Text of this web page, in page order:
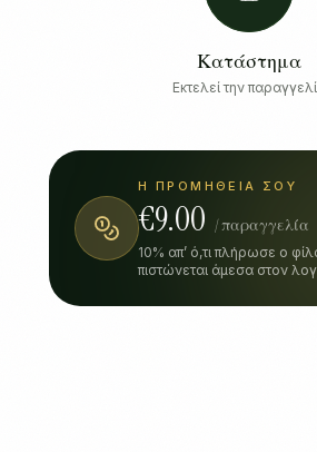
Κατάστημα
Εκτελεί την
Η ΠΡΟΜΉΘΕΙΆ ΣΟΥ
€9.00 / παραγγελία
10% απ’ ό,τι πλήρωσε ο
πιστώνεται άμεσα στον